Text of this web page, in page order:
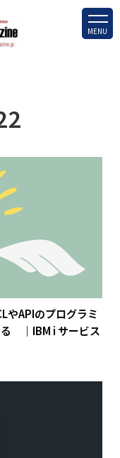
MENU
やAPIのプログラミ
る ｜IBM i サービス